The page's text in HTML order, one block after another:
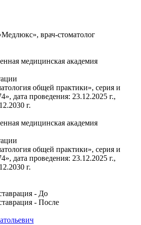
врач-стоматолог
медицинская академия
общей практики», серия и
дата проведения: 23.12.2025 г.,
г.
медицинская академия
общей практики», серия и
дата проведения: 23.12.2025 г.,
г.